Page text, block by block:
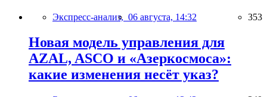
Экспресс-анализ, 06 августа, 14:32 353
Новая модель управления для
AZAL, ASCO и «Азеркосмоса»:
какие изменения несёт указ?